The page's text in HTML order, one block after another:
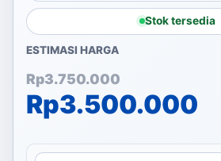
Stok tersedia
ESTIMASI HARGA
Rp3.750.000
Harga aslinya
Rp3.500.000
Harga saat ini